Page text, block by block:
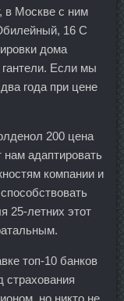
в Москве с ним
16 С
дома
Если мы
года при цене
200 цена
адаптировать
компании и
25-летних этот
топ-10 банков
страхования
но никто не